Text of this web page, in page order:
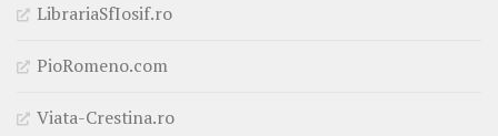
LibrariaSfIosif.ro
PioRomeno.com
Viata-Crestina.ro